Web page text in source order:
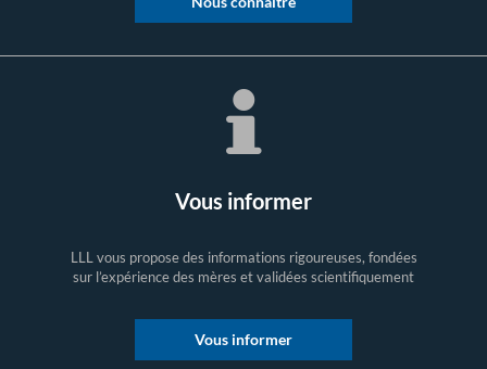
Vous informer
LLL vous propose des informations rigoureuses, fondées
sur l’expérience des mères et validées scientifiquement
Vous informer